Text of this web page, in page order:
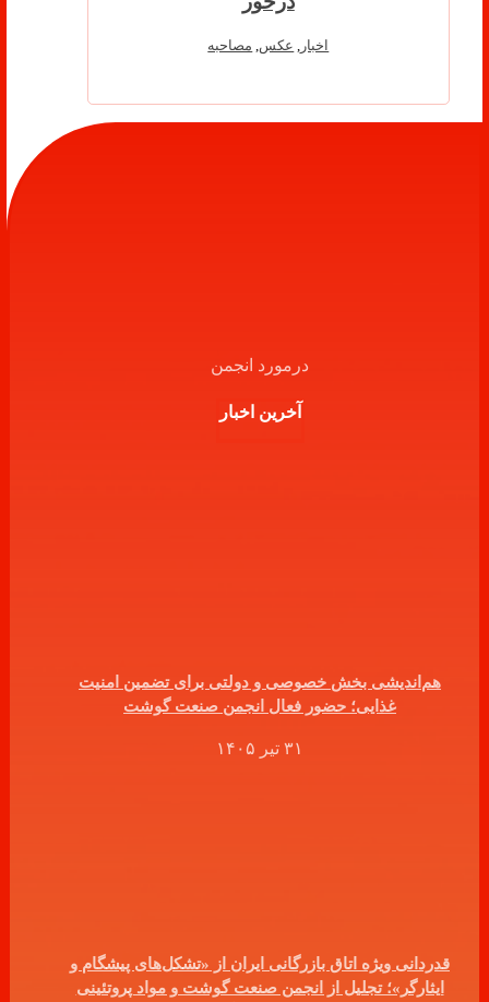
اخبار عکس مصاحبه
درمورد انجمن
آخرین اخبار
هم‌اندیشی بخش خصوصی و دولتی برای تضمین امنیت
غذایی؛ حضور فعال انجمن صنعت گوشت
۳۱ تیر ۱۴۰۵
قدردانی ویژه اتاق بازرگانی ایران از «تشکل‌های پیشگام و
ایثارگر»؛ تجلیل از انجمن صنعت گوشت و مواد پروتئینی